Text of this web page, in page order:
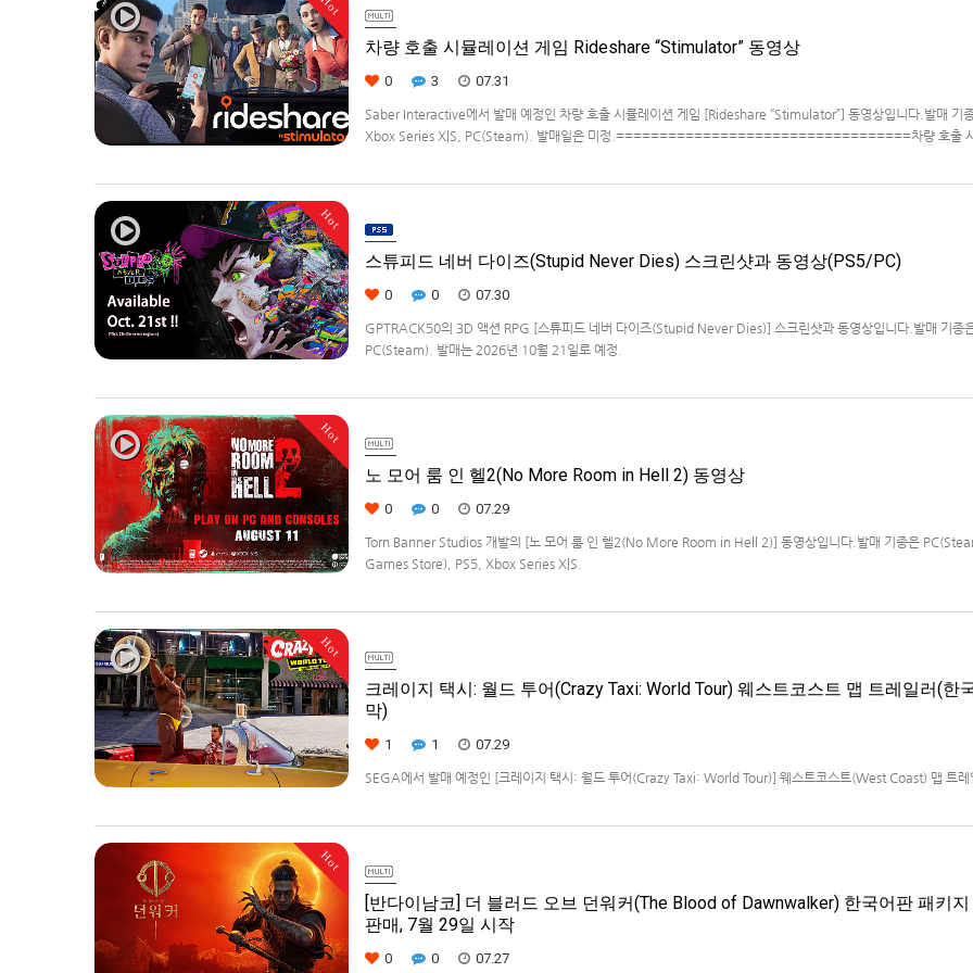
차량 호출 시뮬레이션 게임 Rideshare “Stimulator” 동영상
0 3 07.31
Saber Interactive에서 발매 예정인 차량 호출 시뮬레이션 게임 [Rideshare “Stimulator”] 동영상입니다.발매 기
Xbox Series X|S, PC(Steam). 발매일은 미정.==================================차량 호출
Hot
스튜피드 네버 다이즈(Stupid Never Dies) 스크린샷과 동영상(PS5/PC)
0 0 07.30
GPTRACK50의 3D 액션 RPG [스튜피드 네버 다이즈(Stupid Never Dies)] 스크린샷과 동영상입니다.발매 기종
PC(Steam). 발매는 2026년 10월 21일로 예정.
Hot
노 모어 룸 인 헬2(No More Room in Hell 2) 동영상
0 0 07.29
Torn Banner Studios 개발의 [노 모어 룸 인 헬2(No More Room in Hell 2)] 동영상입니다.발매 기종은
Games Store), PS5, Xbox Series X|S.
Hot
크레이지 택시: 월드 투어(Crazy Taxi: World Tour) 웨스트코스트 맵 트레일러(한
막)
1 1 07.29
SEGA에서 발매 예정인 [크레이지 택시: 월드 투어(Crazy Taxi: World Tour)] 웨스트코스트(West Coast) 맵 트레
Hot
[반다이남코] 더 블러드 오브 던워커(The Blood of Dawnwalker) 한국어판 패키
판매, 7월 29일 시작
0 0 07.27